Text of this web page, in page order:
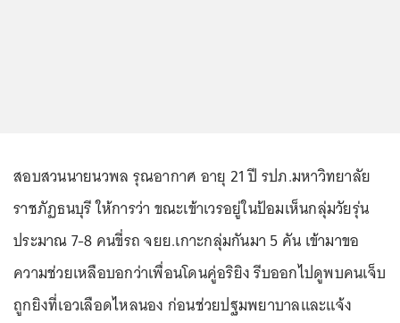
สอบสวนนายนวพล รุณอากาศ อายุ 21 ปี รปภ.มหาวิทยาลัย
ราชภัฏธนบุรี ให้การว่า ขณะเข้าเวรอยู่ในป้อมเห็นกลุ่มวัยรุ่น
ประมาณ 7-8 คนขี่รถ จยย.เกาะกลุ่มกันมา 5 คัน เข้ามาขอ
ความช่วยเหลือบอกว่าเพื่อนโดนคู่อริยิง รีบออกไปดูพบคนเจ็บ
ถูกยิงที่เอวเลือดไหลนอง ก่อนช่วยปฐมพยาบาลและแจ้ง